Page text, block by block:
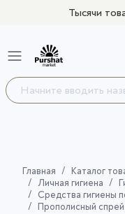
Тысячи
Главная Каталог
Личная гигиена
Средства гигиены
Прополисный